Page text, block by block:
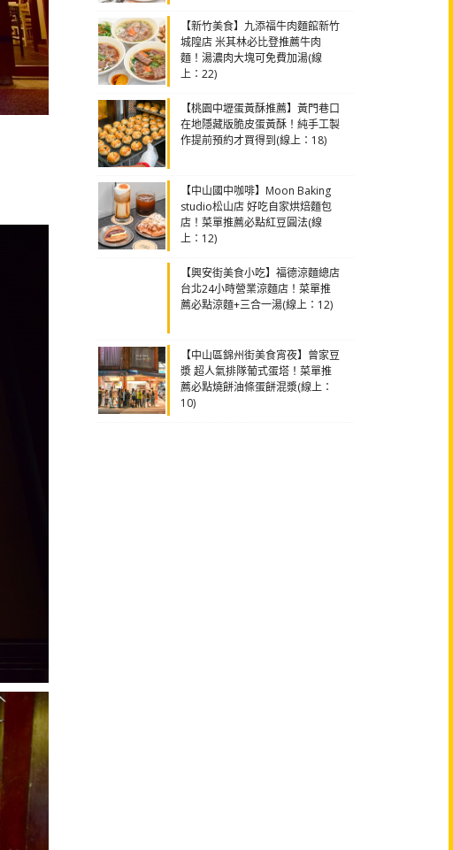
【新竹美食】九添福牛肉麵館新竹
城隍店 米其林必比登推薦牛肉
麵！湯濃肉大塊可免費加湯(線
上：22)
【桃園中壢蛋黃酥推薦】黃門巷口
在地隱藏版脆皮蛋黃酥！純手工製
作提前預約才買得到(線上：18)
【中山國中咖啡】Moon Baking
studio松山店 好吃自家烘焙麵包
店！菜單推薦必點紅豆圓法(線
上：12)
【興安街美食小吃】福德涼麵總店
台北24小時營業涼麵店！菜單推
薦必點涼麵+三合一湯(線上：12)
【中山區錦州街美食宵夜】曾家豆
漿 超人氣排隊葡式蛋塔！菜單推
薦必點燒餅油條蛋餅混漿(線上：
10)